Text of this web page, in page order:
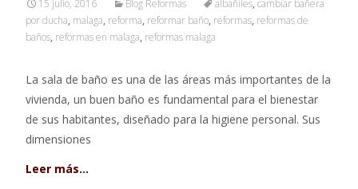
15 julio, 2016 Blog Reformas albañiles, cambiar bañera
por ducha, malaga, reforma, reformar baño, reformas, reformas de
baños, reformas en malaga, reformas malaga
La sala de baño es una de las áreas más importantes de la
vivienda, un buen baño es fundamental para el bienestar
de sus habitantes, diseñado para la higiene personal. Sus
dimensiones
Leer más…